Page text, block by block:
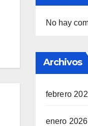
No hay
Archivos
febrero
enero 2026